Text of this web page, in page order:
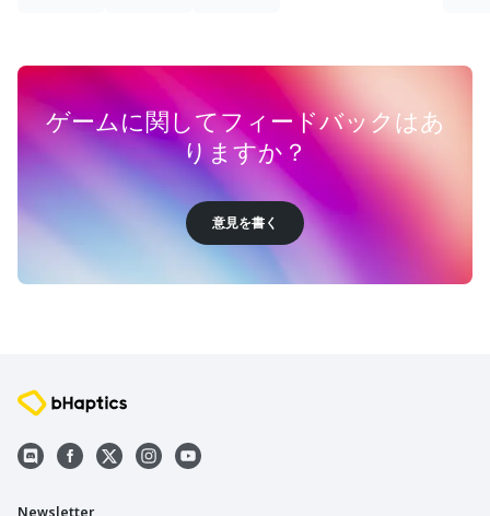
ゲームに関してフィードバックはあ
りますか？
意見を書く